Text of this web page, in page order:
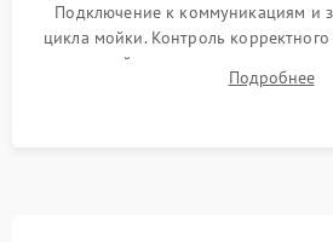
Подключение к коммуникациям и
цикла мойки. Контроль
до нужной температуры,
штатного слива и абсолютной
Подробнее